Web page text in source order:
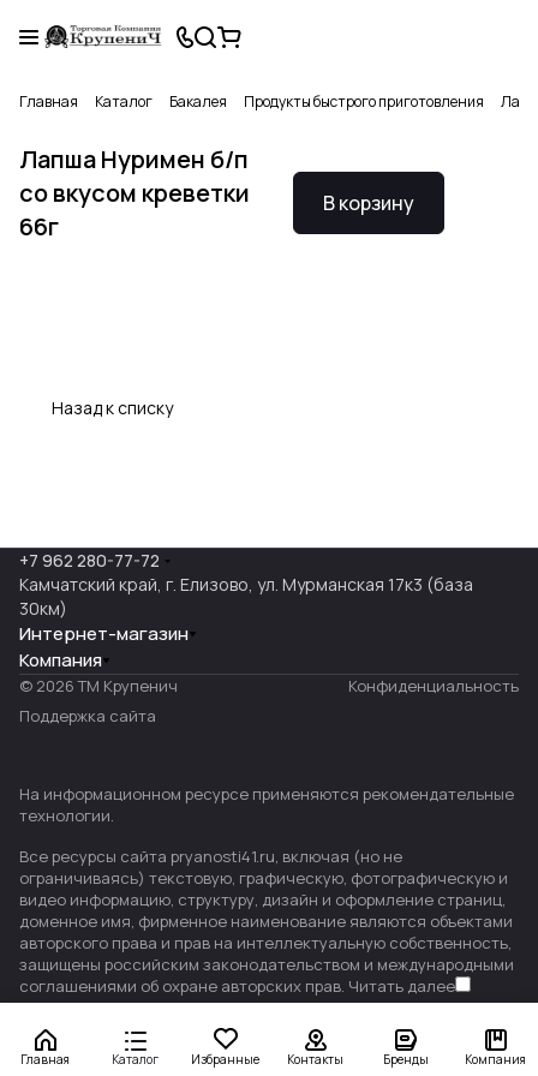
Главная Каталог Бакалея Продукты быстрого приготовления
Лапша Нуримен б/п
со вкусом креветки
66г
В корзину
Назад к списку
Главная Каталог Избранные Контакты Бренды Компания
+7 962 280-77-72
Камчатский край, г. Елизово, ул. Мурманская 17к3 (база
30км)
Интернет-магазин
Компания
© 2026 ТМ Крупенич
Конфиденциальность
Поддержка сайта
На информационном ресурсе применяются рекомендательные
технологии.
Все ресурсы сайта pryanosti41.ru, включая (но не
ограничиваясь) текстовую, графическую, фотографическую и
видео информацию, структуру, дизайн и оформление страниц,
доменное имя, фирменное наименование являются объектами
авторского права и прав на интеллектуальную собственность,
защищены российским законодательством и международными
соглашениями об охране авторских прав. Читать далее